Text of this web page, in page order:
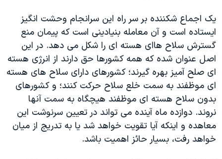
یک اجماع شکننده بر سر راه این سرانجام وحشت انگیز
ایستاده است و آن معامله بنیادینی است که پیمان منع
گسترش سلاح هاای هسته ای را شکل می دهد. در این
اصل عنوان شده که همه کشورها حق دارند از انرژی هسته
ای صلح آمیز بهره گیرند؛ کشورهای دارای سلاح های هسته
ای موظفند به سمت خلع سلاح حرکت کنند؛ و کشورهای
بدون سلاح هسته ای موظفند هیچگاه به سمت آنها
نروند. دوازده ماه آینده می تواند در تعیین سرنوشت این
معاهده و اینکه آیا تقویت خواهد شد یا به تدریج از میان
خواهد رفت، بسیار حائز اهمیت باشد.